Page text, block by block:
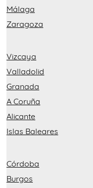
Málaga
Zaragoza
Vizcaya
Valladolid
Granada
A Coruña
Alicante
Islas Baleares
Córdoba
Burgos